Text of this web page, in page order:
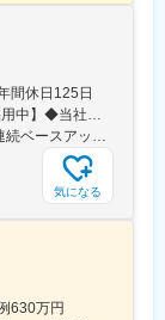
間休日125日
【首都圏（東京／埼玉／神奈川／千葉）積極採用中】◆当社が展開する【北海道／関東／首都圏／中部／近畿／九州】の各事業所へご希望を考慮した上で配属となります。【北海道】北海道【関東】栃木／群馬／茨城／長野／山梨／新潟【首都圏】東京／埼玉／神奈川／千葉★積極採用エリア【中部】静岡／愛知／三重／岐阜【近畿】滋賀／兵庫／大阪／京都／奈良／和歌山【九州】福岡／長崎／熊本／大分／宮崎／鹿児島各事業所の詳細については、弊社HPよりご確認ください※「企業情報」→「拠点」よりご確認いただけます。屋内禁煙(※喫煙室あり※禁煙タイムあり※喫煙室での就労はありません)
月給25万円以上＋役割手当＋家族手当 (★4年連続ベースアップ実施！)※時間外手当別途支給※年齢、経験、能力を考慮の上、優遇します
気になる
630万円